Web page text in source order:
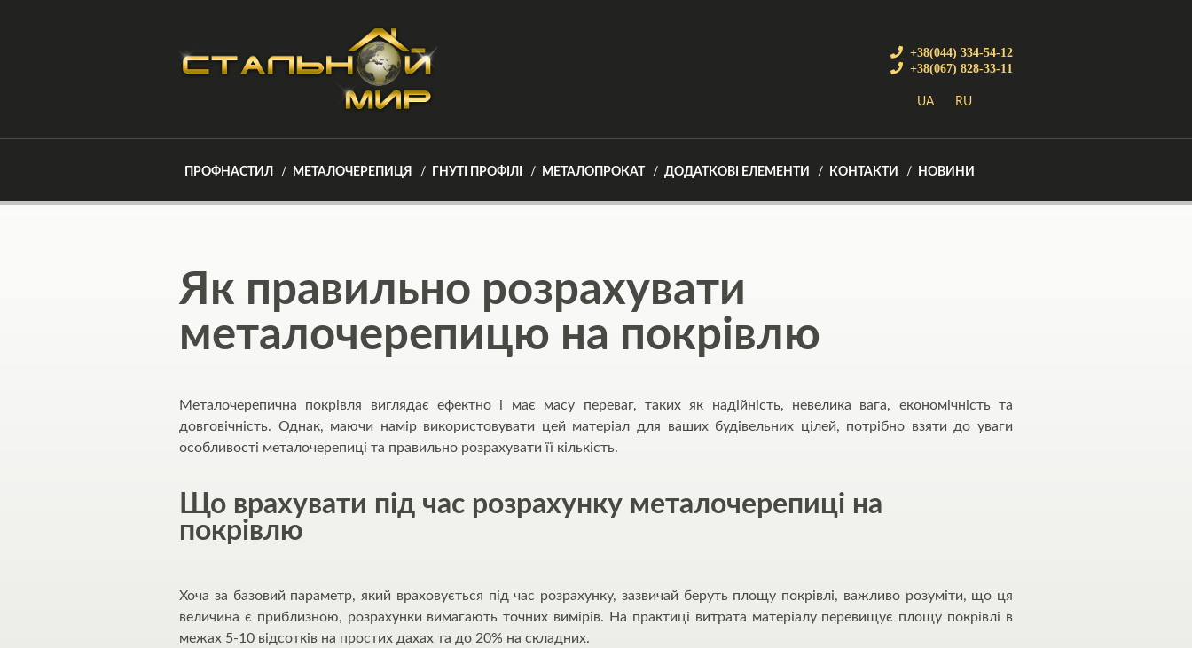
+38(044) 334-54-12
+38(067) 828-33-11
UA RU
ПРОФНАСТИЛ МЕТАЛОЧЕРЕПИЦЯ ГНУТІ ПРОФІЛІ МЕТАЛОПРОКАТ ДОДАТКОВІ ЕЛЕМЕНТИ КОНТАКТИ НОВИНИ
Як правильно розрахувати
металочерепицю на покрівлю
Металочерепична покрівля виглядає ефектно і має масу переваг, таких як надійність, невелика вага, економічність та
довговічність. Однак, маючи намір використовувати цей матеріал для ваших будівельних цілей, потрібно взяти до уваги
особливості металочерепиці та правильно розрахувати її кількість.
Що врахувати під час розрахунку металочерепиці на
покрівлю
Хоча за базовий параметр, який враховується під час розрахунку, зазвичай беруть площу покрівлі, важливо розуміти, що ця
величина є приблизною, розрахунки вимагають точних вимірів. На практиці витрата матеріалу перевищує площу покрівлі в
межах 5-10 відсотків на простих дахах та до 20% на складних.